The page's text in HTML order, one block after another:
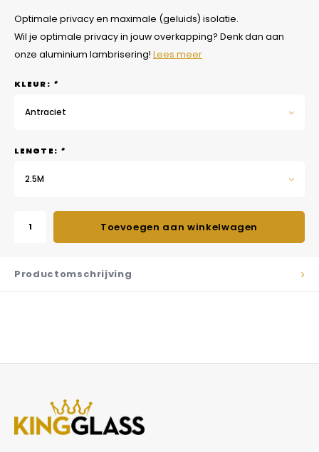
Optimale privacy en maximale (geluids) isolatie.
Wil je optimale privacy in jouw overkapping? Denk dan aan
onze aluminium lambrisering! Lees meer
KLEUR: *
Antraciet
LENGTE: *
2.5M
Toevoegen aan winkelwagen
Productomschrijving